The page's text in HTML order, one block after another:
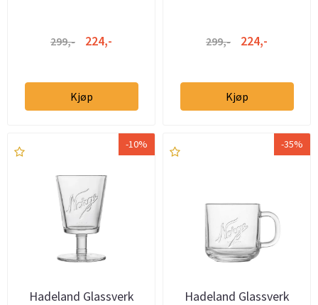
299,- 224,-
Kjøp
299,- 224,-
Kjøp
-10%
Hadeland Glassverk
-35%
Hadeland Glassverk